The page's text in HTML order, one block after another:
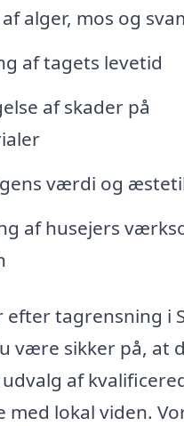
alger, mos og
af tagets levetid
af skader på
værdi og
af husejers
efter tagrensning i
være sikker på, at
af
lokal viden.